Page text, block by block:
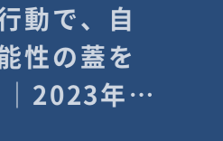
動で、自
性の蓋を
2023年度